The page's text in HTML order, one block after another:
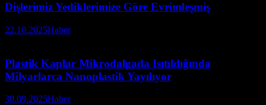
Dişlerimiz Yediklerimize Göre Evrimleşmiş
22.10.2025Haber
Plastik Kaplar Mikrodalgada Isıtıldığında
Milyarlarca Nanoplastik Yayılıyor
30.09.2025Haber